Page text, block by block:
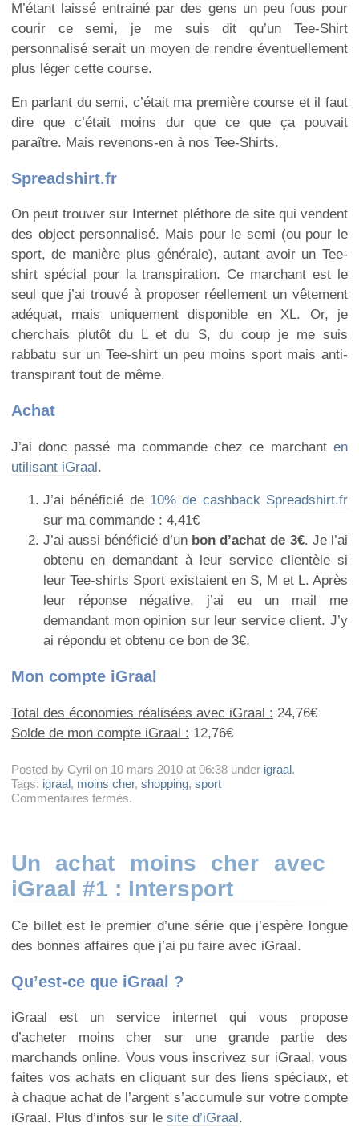
M’étant laissé entrainé par des gens un peu fous pour
courir ce semi, je me suis dit qu’un Tee-Shirt
personnalisé serait un moyen de rendre éventuellement
plus léger cette course.
En parlant du semi, c’était ma première course et il faut
dire que c’était moins dur que ce que ça pouvait
paraître. Mais revenons-en à nos Tee-Shirts.
Spreadshirt.fr
On peut trouver sur Internet pléthore de site qui vendent
des object personnalisé. Mais pour le semi (ou pour le
sport, de manière plus générale), autant avoir un Tee-
shirt spécial pour la transpiration. Ce marchant est le
seul que j’ai trouvé à proposer réellement un vêtement
adéquat, mais uniquement disponible en XL. Or, je
cherchais plutôt du L et du S, du coup je me suis
rabbatu sur un Tee-shirt un peu moins sport mais anti-
transpirant tout de même.
Achat
J’ai donc passé ma commande chez ce marchant en
utilisant iGraal.
J’ai bénéficié de 10% de cashback Spreadshirt.fr
sur ma commande : 4,41€
J’ai aussi bénéficié d’un bon d’achat de 3€. Je l’ai
obtenu en demandant à leur service clientèle si
leur Tee-shirts Sport existaient en S, M et L. Après
leur réponse négative, j’ai eu un mail me
demandant mon opinion sur leur service client. J’y
ai répondu et obtenu ce bon de 3€.
Mon compte iGraal
Total des économies réalisées avec iGraal : 24,76€
Solde de mon compte iGraal : 12,76€
Posted by Cyril on 10 mars 2010 at 06:38 under igraal.
Tags: igraal, moins cher, shopping, sport
Commentaires fermés
avec
iGraal
#3
des
tee-
shirts
sur
.
Un achat moins cher avec
iGraal #1 : Intersport
Ce billet est le premier d’une série que j’espère longue
des bonnes affaires que j’ai pu faire avec iGraal.
Qu’est-ce que iGraal ?
iGraal est un service internet qui vous propose
d’acheter moins cher sur une grande partie des
marchands online. Vous vous inscrivez sur iGraal, vous
faites vos achats en cliquant sur des liens spéciaux, et
à chaque achat de l’argent s’accumule sur votre compte
iGraal. Plus d’infos sur le site d’iGraal .